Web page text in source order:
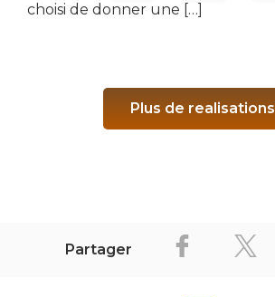
choisi de donner une […]
Plus de realisations
Partager